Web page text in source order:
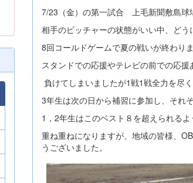
7/23（金）の第一試合 上毛新聞敷島球
相手のピッチャーの状態がいい中、ど
8回コールドゲームで夏の戦いが終わりま
スタンドでの応援やテレビの前での応援
負けてしまいましたが1戦1戦全力を尽
3年生は次の日から補習に参加し、それ
1，2年生はこのベスト８を超えられるよ
重ね重ねになりますが、地域の皆様、
うございました。